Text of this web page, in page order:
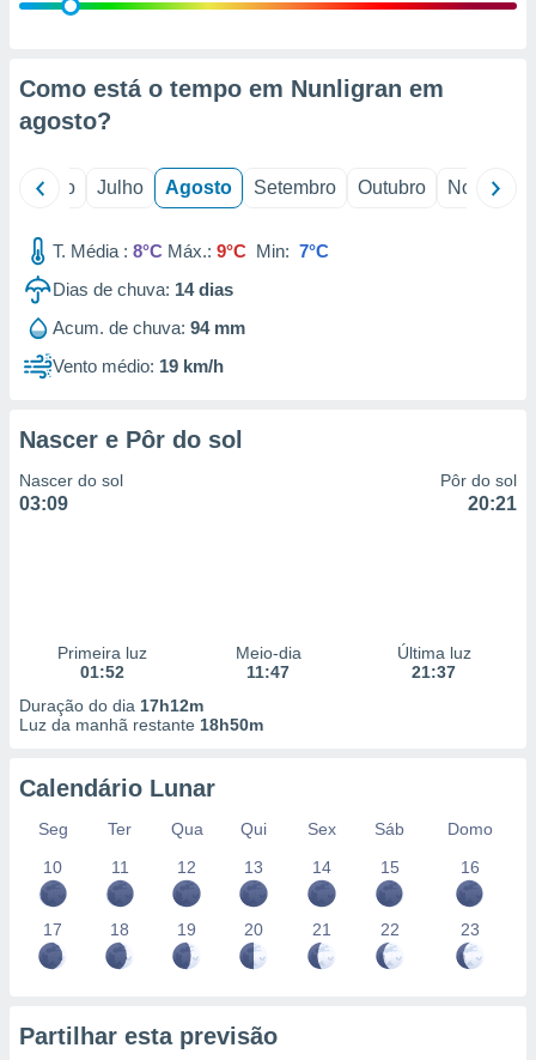
estudos
1199
Como está o tempo em Nunligran em
agosto?
Junho Julho Agosto Setembro Outubro Novembro
T. Média : 8°C Máx.: 9°C Min: 7°C
Dias de chuva: 14dias
Acum. de chuva: 94 mm
Vento médio: 19 km/h
Nascer e Pôr do sol
Nascer do sol
03:09
Pôr do sol
20:21
Primeira luz
01:52
Meio-dia
11:47
Última luz
21:37
Duração do dia 17h12m
Luz da manhã restante 18h50m
Calendário Lunar
Seg Ter Qua Qui Sex Sáb
Domo
10
11 12 13 14 15 16
17 18 19 20 21 22 23
Partilhar esta previsão